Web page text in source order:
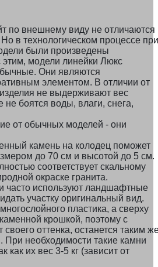
по внешнему виду не отличаются
в технологическом процессе при
были произведены
этим, модели линейки Люкс
Они являются
элементом. В отличии от
не выдерживают вес
не боятся воды, влаги, снега,
от обычных моделей - они
камень на колодец поможет
до 70 см и высотой до 5 см.
соответствует скальному
окраске гранита.
часто используют ландшафтные
участку оригинальный вид.
пластика, а сверху
крошкой, поэтому с
оттенка, останется таким
необходимости такие камни
как их вес 3-5 кг (зависит от